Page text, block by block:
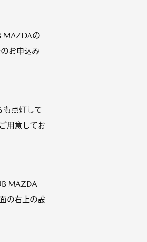
MAZDAの
お申込み
点灯して
用意してお
MAZDA
の右上の設